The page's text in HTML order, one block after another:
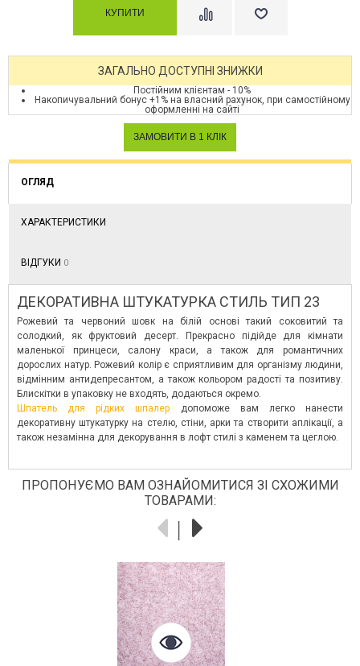
ЗАГАЛЬНО ДОСТУПНІ ЗНИЖКИ
Постійним клієнтам - 10%
Накопичувальний бонус +1% на власний рахунок, при самостійному
оформленні на сайті
ОГЛЯД
ХАРАКТЕРИСТИКИ
ВІДГУКИ 0
ДЕКОРАТИВНА ШТУКАТУРКА СТИЛЬ ТИП 23
Рожевий та червоний шовк на білій основі такий соковитий та
солодкий, як фруктовий десерт. Прекрасно підійде для кімнати
маленької принцеси, салону краси, а також для романтичних
дорослих натур. Рожевий колір є сприятливим для організму людини,
відмінним антидепресантом, а також кольором радості та позитиву.
Блискітки в упаковку не входять, додаються окремо.
Шпатель для рідких шпалер допоможе вам легко нанести
декоративну штукатурку на стелю, стіни, арки та створити аплікації, а
також незамінна для декорування в лофт стилі з каменем та цеглою.
ПРОПОНУЄМО ВАМ ОЗНАЙОМИТИСЯ ЗІ СХОЖИМИ
ТОВАРАМИ: